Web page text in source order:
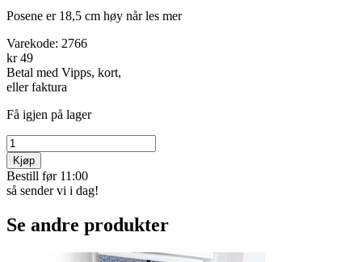
Posene er 18,5 cm høy når les mer
Varekode: 2766
kr 49
Betal med Vipps, kort,
eller faktura
Få igjen på lager
Kjøp
Bestill før 11:00
så sender vi i dag!
Se andre produkter